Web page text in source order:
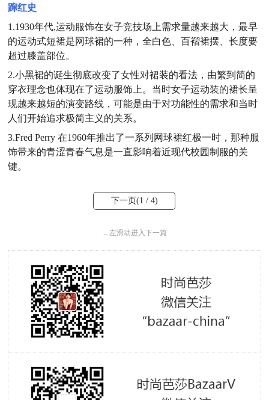
蹿红史
1.1930年代,运动服饰在女子竞技场上需求量越来越大，最早
的运动式短裙是网球裙的一种，全白色、百褶裙摆、长度要
超过膝盖部位。
2.小黑裙的诞生彻底改变了女性对裙装的看法，由繁到简的
穿衣理念也体现在了运动服饰上。当时女子运动装的裙长呈
现越来越短的演变路线，可能是由于对功能性的需求和当时
人们开始追求极简主义的关系。
3.Fred Perry 在1960年推出了一系列网球裙红极一时，那种服
饰带来的青涩青春气息是一直影响着近现代校园制服的关
键。
下一页(1 / 4)
← 左滑动进入下一篇